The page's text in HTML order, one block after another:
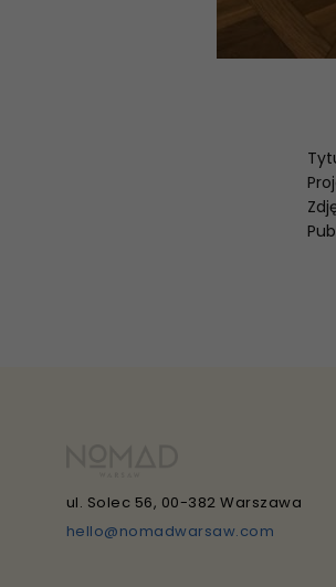
ul. Solec 56, 00-382 Warszawa
hello@nomadwarsaw.com